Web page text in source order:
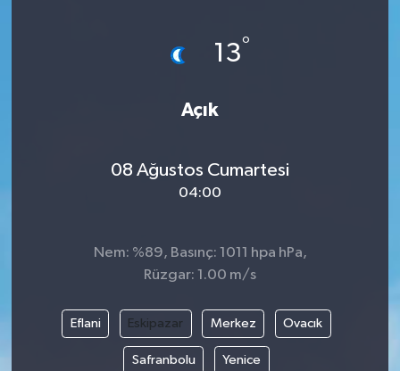
13°
Açık
08 Ağustos Cumartesi
04:00
Nem: %89, Basınç: 1011 hpa hPa,
Rüzgar: 1.00 m/s
Eflani Eskipazar Merkez Ovacık
Safranbolu Yenice